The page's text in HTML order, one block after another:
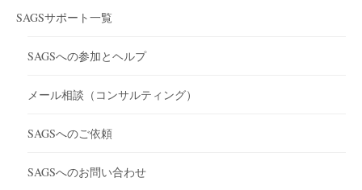
SAGSサポート一覧
SAGSへの参加とヘルプ
メール相談（コンサルティング）
SAGSへのご依頼
SAGSへのお問い合わせ